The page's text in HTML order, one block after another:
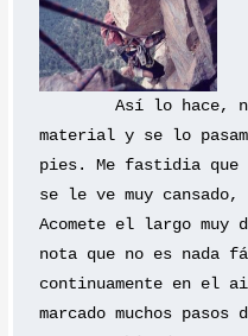
material y se lo
pies. Me fastidia que
se le ve muy
Acomete el largo muy
nota que no es nada
continuamente en el
marcado muchos